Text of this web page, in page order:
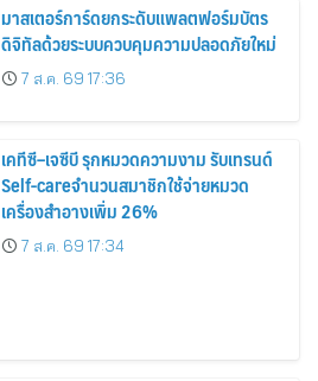
มาสเตอร์การ์ดยกระดับแพลตฟอร์มบัตร
ดิจิทัลด้วยระบบควบคุมความปลอดภัยใหม่
7 ส.ค. 69 17:36
เคทีซี–เจซีบี รุกหมวดความงาม รับเทรนด์
Self-careจำนวนสมาชิกใช้จ่ายหมวด
เครื่องสำอางเพิ่ม 26%
7 ส.ค. 69 17:34